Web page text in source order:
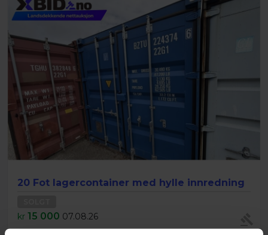
20 Fot lagercontainer med hylle innredning
kr 15 000 07.08.26